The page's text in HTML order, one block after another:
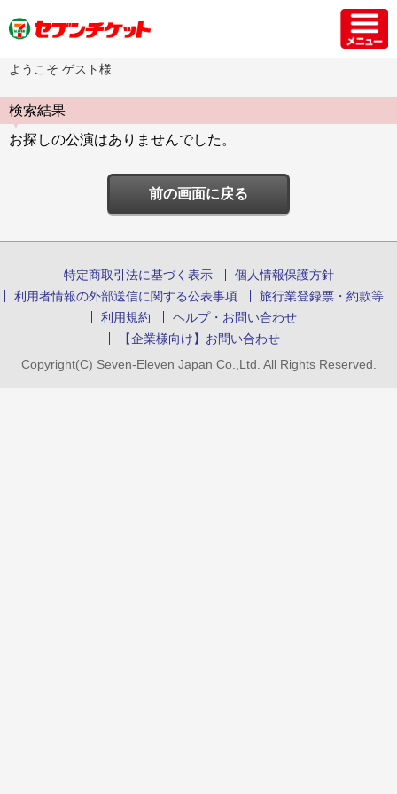
ようこそ ゲスト様
検索結果
お探しの公演はありませんでした。
前の画面に戻る
特定商取引法に基づく表示
個人情報保護方針
利用者情報の外部送信に関する公表事項
旅行業登録票・約款等
利用規約
ヘルプ・お問い合わせ
【企業様向け】お問い合わせ
Copyright(C) Seven-Eleven Japan Co.,Ltd. All Rights Reserved.